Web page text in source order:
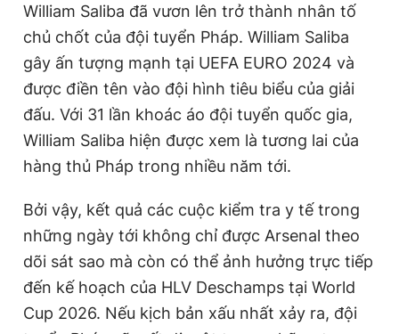
William Saliba đã vươn lên trở thành nhân tố
chủ chốt của đội tuyển Pháp. William Saliba
gây ấn tượng mạnh tại UEFA EURO 2024 và
được điền tên vào đội hình tiêu biểu của giải
đấu. Với 31 lần khoác áo đội tuyển quốc gia,
William Saliba hiện được xem là tương lai của
hàng thủ Pháp trong nhiều năm tới.
Bởi vậy, kết quả các cuộc kiểm tra y tế trong
những ngày tới không chỉ được Arsenal theo
dõi sát sao mà còn có thể ảnh hưởng trực tiếp
đến kế hoạch của HLV Deschamps tại World
Cup 2026. Nếu kịch bản xấu nhất xảy ra, đội